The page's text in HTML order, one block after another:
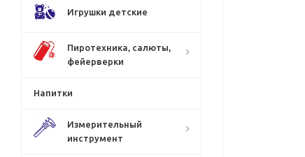
Игрушки детские
Пиротехника, салюты,
фейерверки
Напитки
Измерительный
инструмент